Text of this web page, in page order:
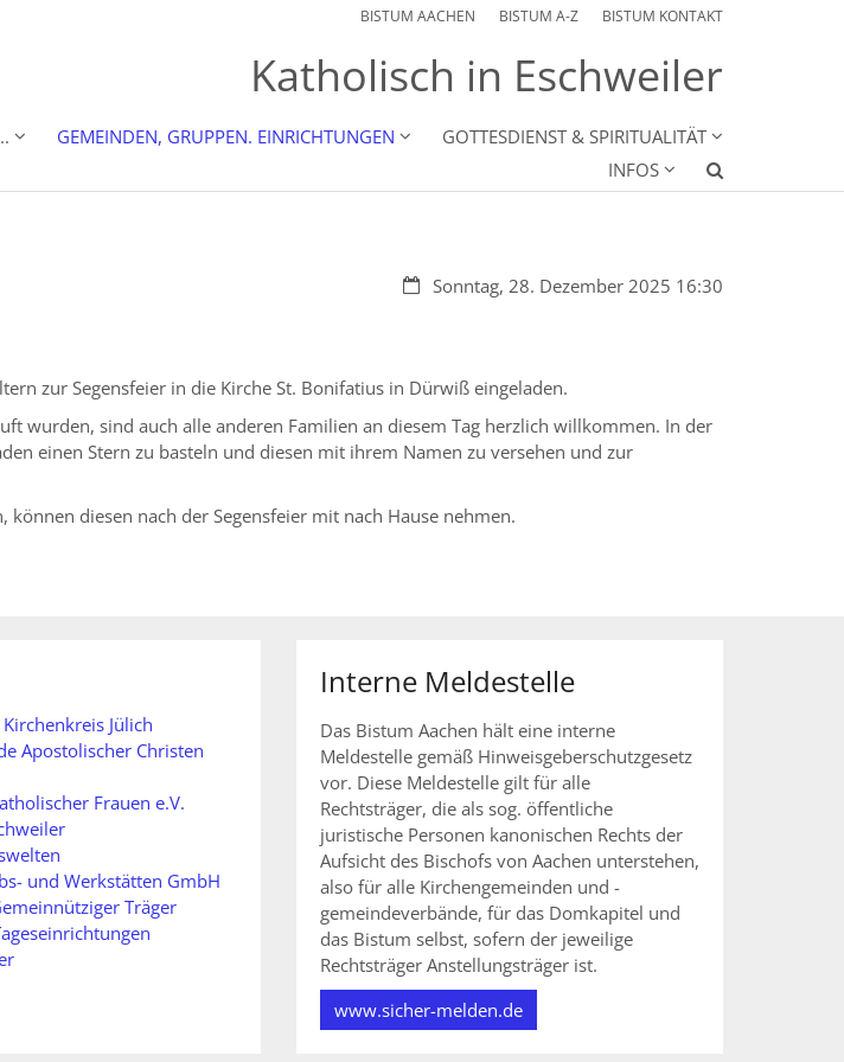
BISTUM AACHEN BISTUM A-Z BISTUM KONTAKT
Katholisch in Eschweiler
GEMEINDEN, GRUPPEN. EINRICHTUNGEN
GOTTESDIENST & SPIRITUALITÄT
INFOS
Datum:Sonntag, 28. Dezember 2025 16:30
zur Segensfeier in die Kirche St. Bonifatius in Dürwiß eingeladen.
wurden, sind auch alle anderen Familien an diesem Tag herzlich willkommen. In der
einen Stern zu basteln und diesen mit ihrem Namen zu versehen und zur
diesen nach der Segensfeier mit nach Hause nehmen.
Jülich
Apostolischer Christen
Frauen e.V.
und Werkstätten GmbH
Träger
Interne Meldestelle
Das Bistum Aachen hält eine interne
Meldestelle gemäß Hinweisgeberschutzgesetz
vor. Diese Meldestelle gilt für alle
Rechtsträger, die als sog. öffentliche
juristische Personen kanonischen Rechts der
Aufsicht des Bischofs von Aachen unterstehen,
also für alle Kirchengemeinden und -
gemeindeverbände, für das Domkapitel und
das Bistum selbst, sofern der jeweilige
Rechtsträger Anstellungsträger ist.
www.sicher-melden.de